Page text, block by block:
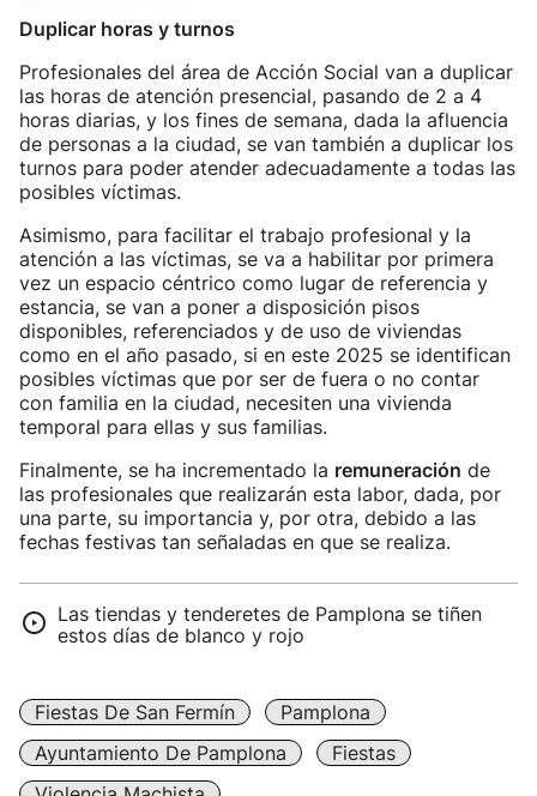
Duplicar horas y turnos
Profesionales del área de Acción Social van a duplicar
las horas de atención presencial, pasando de 2 a 4
horas diarias, y los fines de semana, dada la afluencia
de personas a la ciudad, se van también a duplicar los
turnos para poder atender adecuadamente a todas las
posibles víctimas.
Asimismo, para facilitar el trabajo profesional y la
atención a las víctimas, se va a habilitar por primera
vez un espacio céntrico como lugar de referencia y
estancia, se van a poner a disposición pisos
disponibles, referenciados y de uso de viviendas
como en el año pasado, si en este 2025 se identifican
posibles víctimas que por ser de fuera o no contar
con familia en la ciudad, necesiten una vivienda
temporal para ellas y sus familias.
Finalmente, se ha incrementado la remuneración de
las profesionales que realizarán esta labor, dada, por
una parte, su importancia y, por otra, debido a las
fechas festivas tan señaladas en que se realiza.
Las tiendas y tenderetes de Pamplona se tiñen
estos días de blanco y rojo
Fiestas De San Fermín
Pamplona
Ayuntamiento De Pamplona
Fiestas